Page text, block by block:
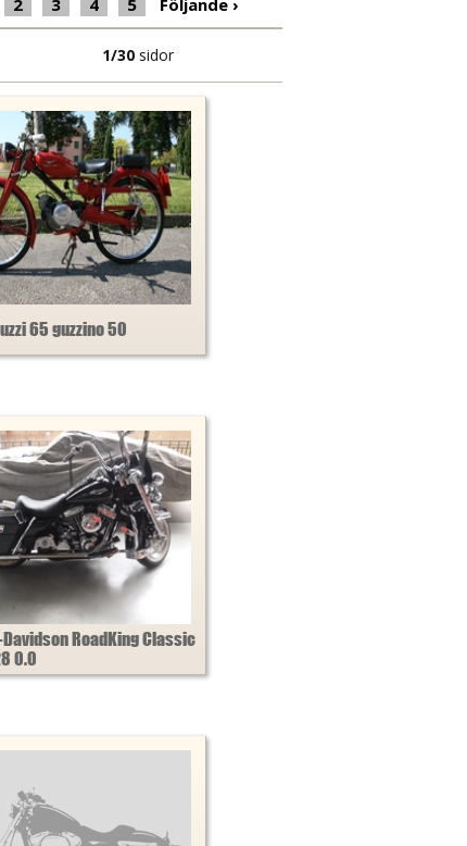
2 3 4 5 Följande›
1/30sidor
65 guzzino 50
RoadKing Classic
0.0